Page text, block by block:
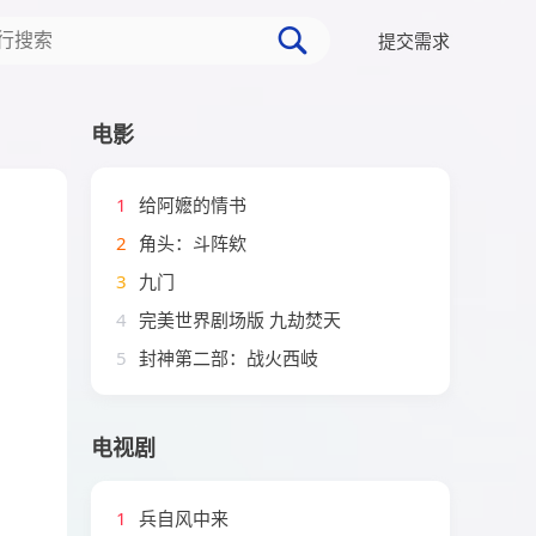
提交需求
电影
1
给阿嬷的情书
2 角头：斗阵欸
3 九门
4 完美世界剧场版 九劫焚天
5 封神第二部：战火西岐
电视剧
1 兵自风中来